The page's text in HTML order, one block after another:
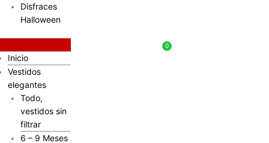
Disfraces
Halloween
Inicio
Vestidos
elegantes
Todo,
vestidos sin
filtrar
6 – 9 Meses
0